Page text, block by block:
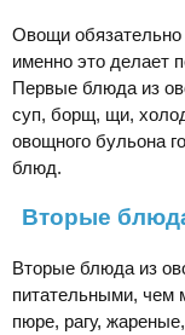
Овощи
именно это делает
Первые блюда из
суп, борщ, щи,
овощного бульона
блюд.
Вторые
Вторые блюда из
питательными, чем
пюре, рагу,